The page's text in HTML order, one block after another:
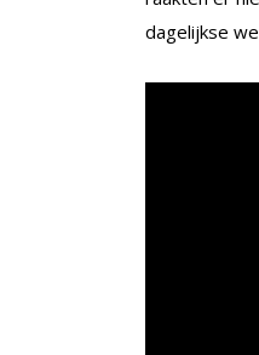
dagelijkse